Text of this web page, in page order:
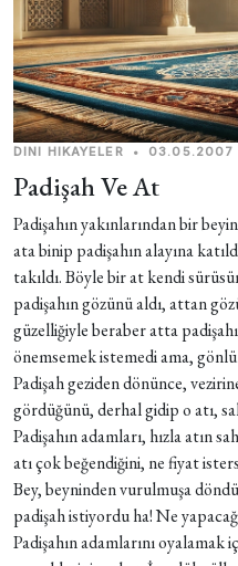
DINI HIKAYELER • 03.05.2007
Padişah Ve At
Padişahın yakınlarından bir
ata binip padişahın alayına
takıldı. Böyle bir at kendi
padişahın gözünü aldı, attan
güzelliğiyle beraber atta
önemsemek istemedi ama,
Padişah geziden dönünce,
gördüğünü, derhal gidip o atı,
Padişahın adamları, hızla atın
atı çok beğendiğini, ne fiyat
Bey, beyninden vurulmuşa
padişah istiyordu ha! Ne
Padişahın adamlarını